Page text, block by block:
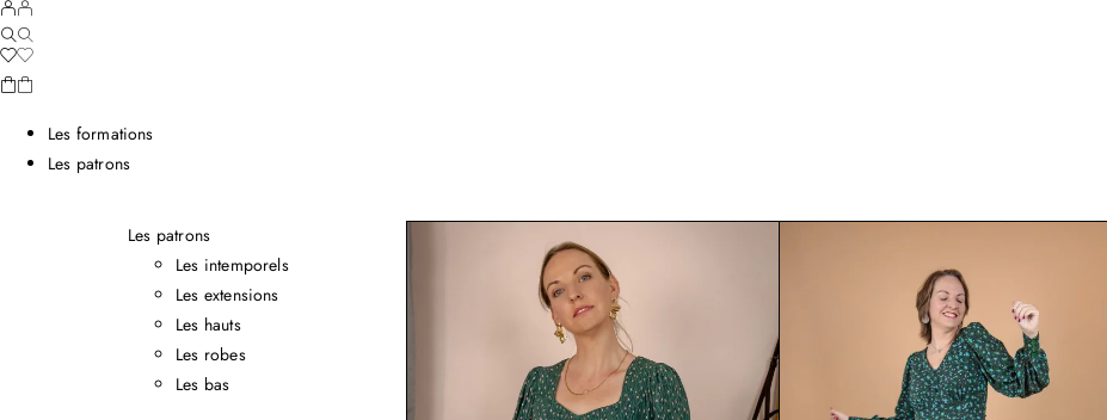
Les formations
Les patrons
Les patrons
Les intemporels
Les extensions
Les hauts
Les robes
Les bas